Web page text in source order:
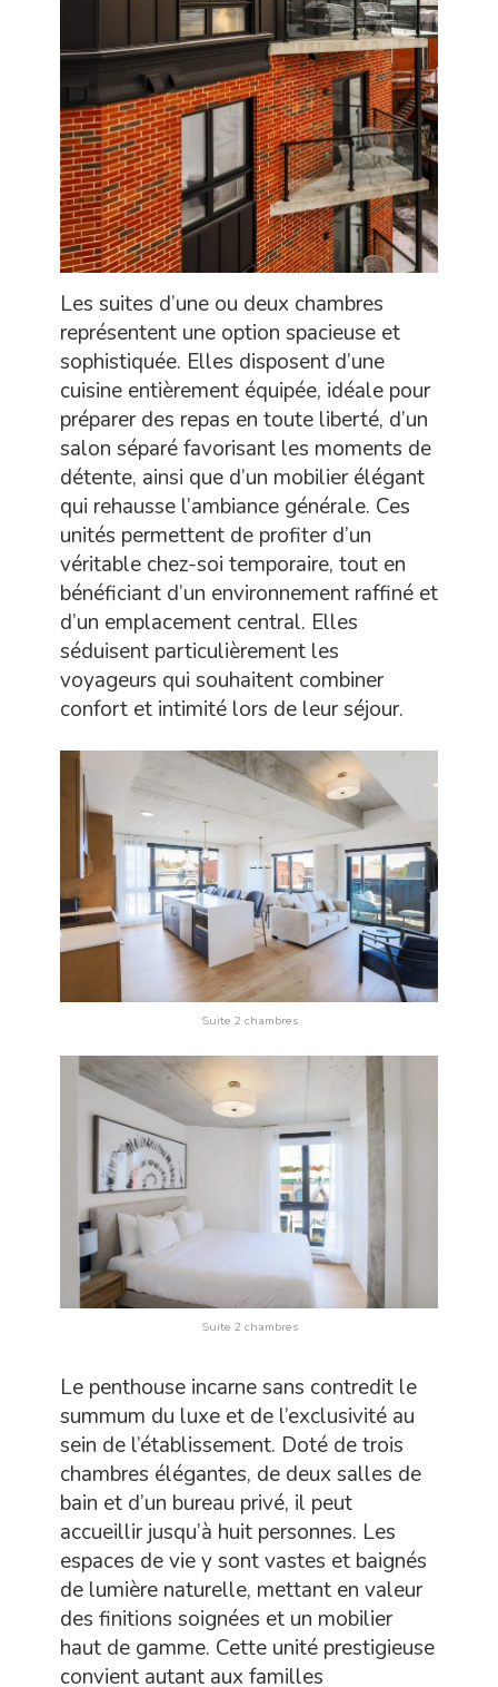
Les suites d’une ou deux chambres
représentent une option spacieuse et
sophistiquée. Elles disposent d’une
cuisine entièrement équipée, idéale pour
préparer des repas en toute liberté, d’un
salon séparé favorisant les moments de
détente, ainsi que d’un mobilier élégant
qui rehausse l’ambiance générale. Ces
unités permettent de profiter d’un
véritable chez-soi temporaire, tout en
bénéficiant d’un environnement raffiné et
d’un emplacement central. Elles
séduisent particulièrement les
voyageurs qui souhaitent combiner
confort et intimité lors de leur séjour.
Suite 2 chambres
Suite 2 chambres
Le penthouse incarne sans contredit le
summum du luxe et de l’exclusivité au
sein de l’établissement. Doté de trois
chambres élégantes, de deux salles de
bain et d’un bureau privé, il peut
accueillir jusqu’à huit personnes. Les
espaces de vie y sont vastes et baignés
de lumière naturelle, mettant en valeur
des finitions soignées et un mobilier
haut de gamme. Cette unité prestigieuse
convient autant aux familles